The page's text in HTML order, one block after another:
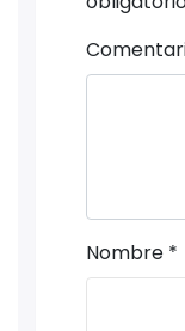
Nombre *